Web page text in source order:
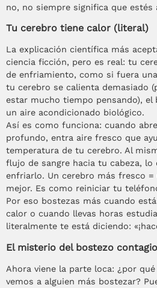
no, no siempre significa que estés
Tu cerebro tiene calor (literal)
La explicación científica más
ciencia ficción, pero es real: tu
de enfriamiento, como si fuera
tu cerebro se calienta demasiado
estar mucho tiempo pensando),
un aire acondicionado biológico.
Así es como funciona: cuando
profundo, entra aire fresco que
temperatura de tu cerebro. Al
flujo de sangre hacia tu cabeza, lo
enfriarlo. Un cerebro más fresco
mejor. Es como reiniciar tu
Por eso bostezas más cuando
calor o cuando llevas horas
literalmente te está diciendo:
El misterio del bostezo
Ahora viene la parte loca: ¿por
vemos a alguien más bostezar?